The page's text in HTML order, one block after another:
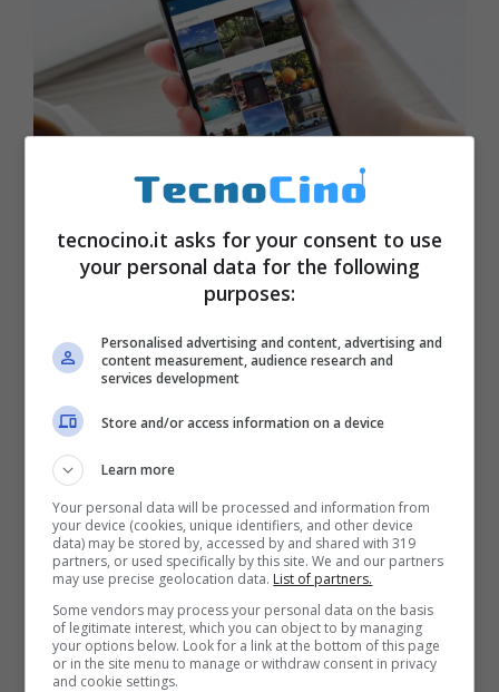
Instagram Stories: come inserire
Maggio 25, 2017
tecnocino.it asks for your consent to use
your personal data for the following
purposes:
Personalised advertising and content, advertising and
content measurement, audience research and
services development
Store and/or access information on a device
Learn more
Your personal data will be processed and information from
your device (cookies, unique identifiers, and other device
data) may be stored by, accessed by and shared with 319
partners, or used specifically by this site. We and our partners
may use precise geolocation data. List of partners.
Some vendors may process your personal data on the basis
of legitimate interest, which you can object to by managing
your options below. Look for a link at the bottom of this page
or in the site menu to manage or withdraw consent in privacy
and cookie settings.